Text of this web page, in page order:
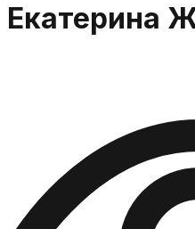
Екатерина